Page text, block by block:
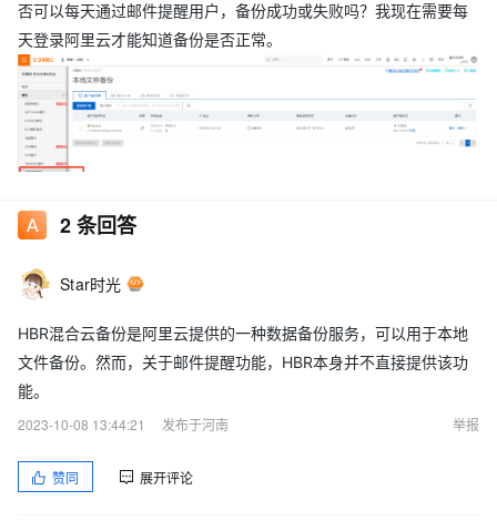
否可以每天通过邮件提醒用户，备份成功或失败吗？我现在需要每
天登录阿里云才能知道备份是否正常。
2条回答
Star时光
HBR混合云备份是阿里云提供的一种数据备份服务，可以用于本地
文件备份。然而，关于邮件提醒功能，HBR本身并不直接提供该功
能。
2023-10-08 13:44:21
发布于河南 举报
赞同 展开评论